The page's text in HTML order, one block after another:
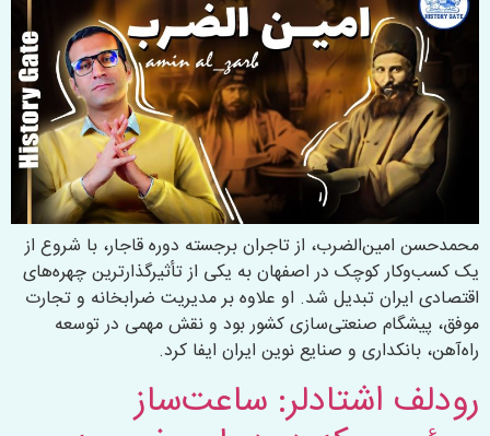
محمدحسن امین‌الضرب، از تاجران برجسته دوره قاجار، با شروع از
یک کسب‌وکار کوچک در اصفهان به یکی از تأثیرگذارترین چهره‌های
اقتصادی ایران تبدیل شد. او علاوه بر مدیریت ضرابخانه و تجارت
موفق، پیشگام صنعتی‌سازی کشور بود و نقش مهمی در توسعه
راه‌آهن، بانکداری و صنایع نوین ایران ایفا کرد.
رودلف اشتادلر: ساعت‌ساز